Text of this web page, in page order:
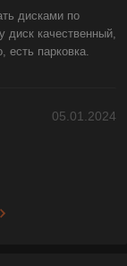
дисками по
качественный,
парковка.
05.01.2024